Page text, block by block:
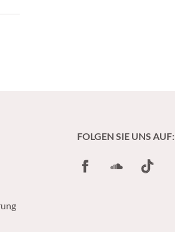
FOLGEN SIE UNS AUF:
FacebookSoundCloud
TikTok